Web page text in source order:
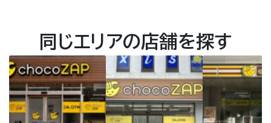
同じエリアの店舗を探す